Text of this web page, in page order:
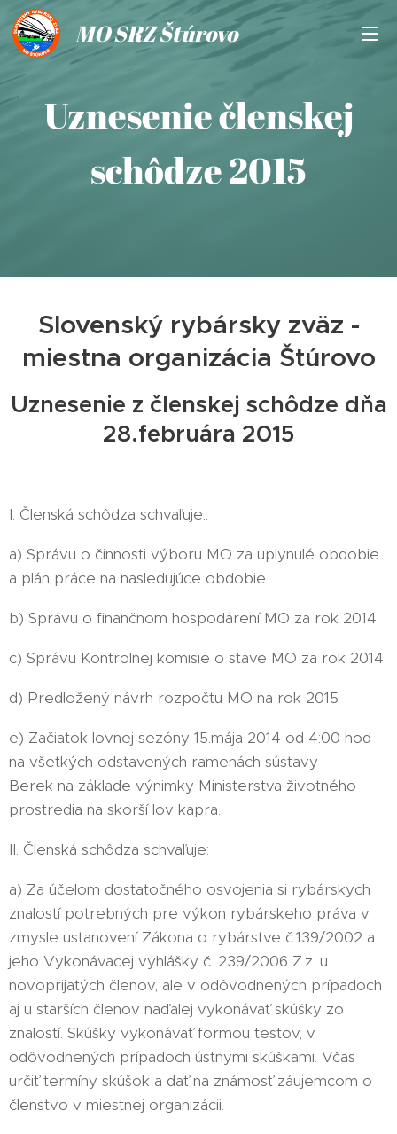
MO SRZ Štúrovo
Uznesenie členskej
schôdze 2015
Slovenský rybársky zväz -
miestna organizácia Štúrovo
Uznesenie z členskej schôdze dňa
28.februára 2015
I. Členská schôdza schvaľuje::
a) Správu o činnosti výboru MO za uplynulé obdobie
a plán práce na nasledujúce obdobie
b) Správu o finančnom hospodárení MO za rok 2014
c) Správu Kontrolnej komisie o stave MO za rok 2014
d) Predložený návrh rozpočtu MO na rok 2015
e) Začiatok lovnej sezóny 15.mája 2014 od 4:00 hod
na všetkých odstavených ramenách sústavy
Berek na základe výnimky Ministerstva životného
prostredia na skorší lov kapra.
II. Členská schôdza schvaľuje:
a) Za účelom dostatočného osvojenia si rybárskych
znalostí potrebných pre výkon rybárskeho práva v
zmysle ustanovení Zákona o rybárstve č.139/2002 a
jeho Vykonávacej vyhlášky č. 239/2006 Z.z. u
novoprijatých členov, ale v odôvodnených prípadoch
aj u starších členov naďalej vykonávať skúšky zo
znalostí. Skúšky vykonávať formou testov, v
odôvodnených prípadoch ústnymi skúškami. Včas
určiť termíny skúšok a dať na známosť záujemcom o
členstvo v miestnej organizácii.